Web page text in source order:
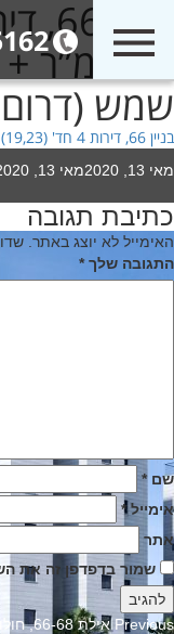
שמש
בניין 66, דירות 4 חד' (19,23) - 100 מ"ר + 11 מ"ר מרפסת שמש (דרום - מזרח)
Posted
מאי 13, 2020 מאי 13, 2020
כתיבת תגובה
האימייל לא יוצג באתר.
התגובה שלך*
שם*
אימייל*
אתר
שמור בדפדפן זה את
ניווט
Previous
Previous
אילת 66-68, חולון